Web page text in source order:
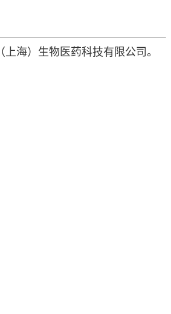
海）生物医药科技有限公司。